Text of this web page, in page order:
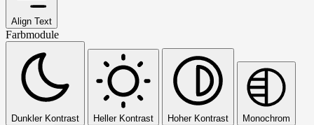
Align Text
Farbmodule
Dunkler Kontrast Heller Kontrast Hoher Kontrast Monochrom